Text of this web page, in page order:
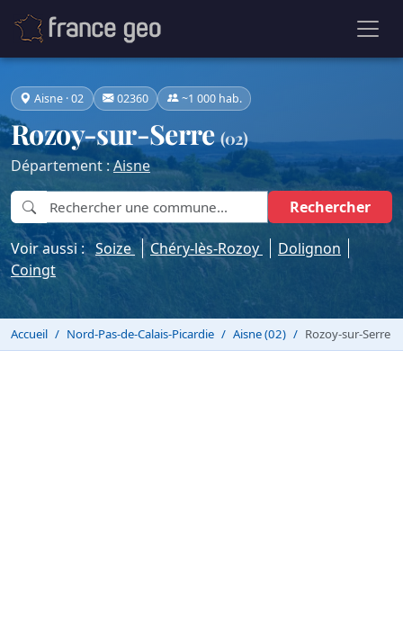
Aisne · 02 02360 ~1 000 hab.
Rozoy-sur-Serre(02)
Département :Aisne
Rechercher
Voir aussi : Soize Chéry-lès-Rozoy
Dolignon
Coingt
Accueil Nord-Pas-de-Calais-Picardie Aisne (02) Rozoy-sur-Serre